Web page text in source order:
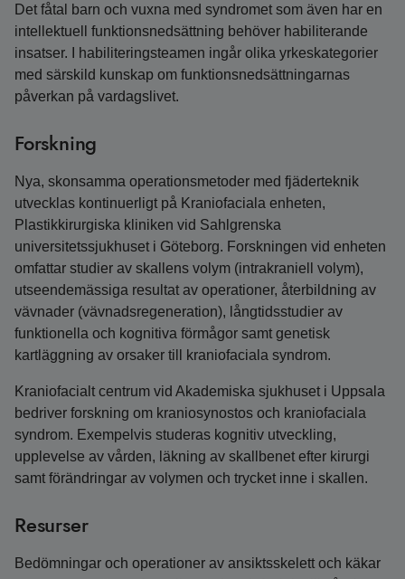
Det fåtal barn och vuxna med syndromet som även har en
intellektuell funktionsnedsättning behöver habiliterande
insatser. I habiliteringsteamen ingår olika yrkeskategorier
med särskild kunskap om funktionsnedsättningarnas
påverkan på vardagslivet.
Forskning
Nya, skonsamma operationsmetoder med fjäderteknik
utvecklas kontinuerligt på Kraniofaciala enheten,
Plastikkirurgiska kliniken vid Sahlgrenska
universitetssjukhuset i Göteborg. Forskningen vid enheten
omfattar studier av skallens volym (intrakraniell volym),
utseendemässiga resultat av operationer, återbildning av
vävnader (vävnadsregeneration), långtidsstudier av
funktionella och kognitiva förmågor samt genetisk
kartläggning av orsaker till kraniofaciala syndrom.
Kraniofacialt centrum vid Akademiska sjukhuset i Uppsala
bedriver forskning om kraniosynostos och kraniofaciala
syndrom. Exempelvis studeras kognitiv utveckling,
upplevelse av vården, läkning av skallbenet efter kirurgi
samt förändringar av volymen och trycket inne i skallen.
Resurser
Bedömningar och operationer av ansiktsskelett och käkar